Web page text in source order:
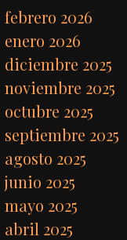
febrero 2026
enero 2026
diciembre 2025
noviembre 2025
octubre 2025
septiembre 2025
agosto 2025
junio 2025
mayo 2025
abril 2025